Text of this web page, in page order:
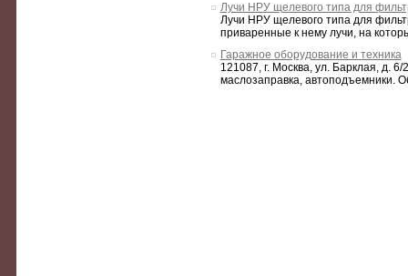
Лучи НРУ щелевого типа для
Лучи НРУ щелевого типа для
приваренные к нему лучи, на
Гаражное оборудование и техника
121087, г. Москва, ул. Барклая, д.
маслозаправка, автоподъемники.